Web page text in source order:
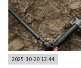
2025-10-20 12:44